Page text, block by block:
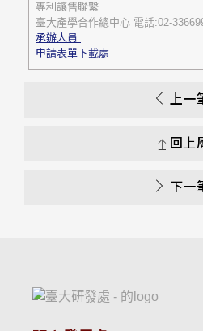
專利讓售聯繫
臺大產學合作總中心 電話:02-
承辦人員
申請表單下載處
上一
回上
下一